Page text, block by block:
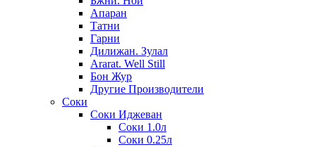
Апаран
Татни
Гарни
Дилижан. Зулал
Ararat. Well Still
Бон Жур
Другие Производители
Соки
Соки Иджеван
Соки 1.0л
Соки 0.25л